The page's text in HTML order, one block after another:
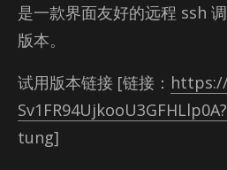
是一款界面友好的远程 ssh
版本。
试用版本链接 [链接：
tung]